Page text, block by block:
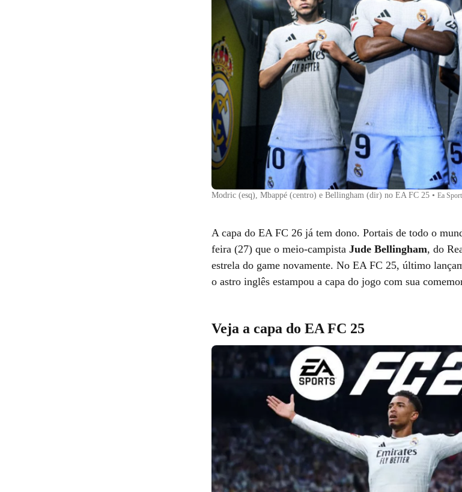
Modric (esq), Mbappé (centro) e Bellingham (dir) no EA FC 25 • Ea
A capa do EA FC 26 já tem dono. Portais de todo o
feira (27) que o meio-campista Jude Bellingham, do
estrela do game novamente. No EA FC 25, último
o astro inglês estampou a capa do jogo com sua
Veja a capa do EA FC 25